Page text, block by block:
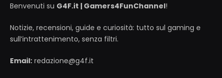
Benvenuti su G4F.it | Gamers4FunChannel!
Notizie, recensioni, guide e curiosità: tutto sul gaming e
sull’intrattenimento, senza filtri.
Email: redazione@g4f.it